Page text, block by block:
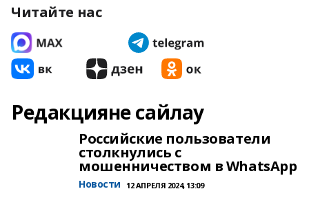
Читайте нас
Редакцияне сайлау
Российские пользователи
столкнулись с
мошенничеством в WhatsApp
Новости 12 АПРЕЛЯ 2024, 13:09